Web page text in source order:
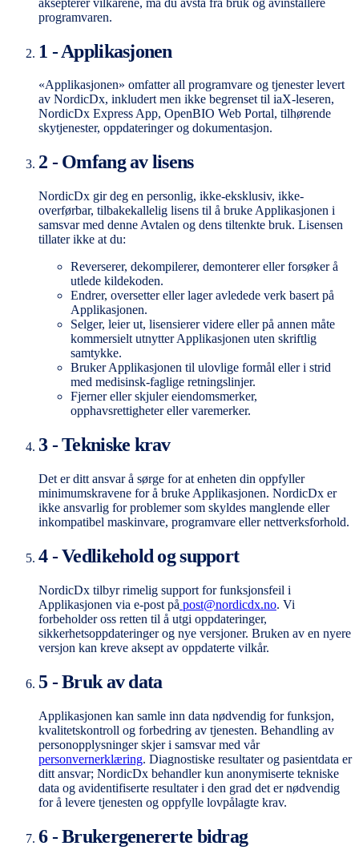
programvaren.
1 - Applikasjonen
«Applikasjonen» omfatter all programvare og tjenester levert
av NordicDx, inkludert men ikke begrenset til iaX-leseren,
NordicDx Express App, OpenBIO Web Portal, tilhørende
skytjenester, oppdateringer og dokumentasjon.
2 - Omfang av lisens
NordicDx gir deg en personlig, ikke-eksklusiv, ikke-
overførbar, tilbakekallelig lisens til å bruke Applikasjonen i
samsvar med denne Avtalen og dens tiltenkte bruk. Lisensen
tillater ikke at du:
Reverserer, dekompilerer, demonterer eller forsøker å
utlede kildekoden.
Endrer, oversetter eller lager avledede verk basert på
Applikasjonen.
Selger, leier ut, lisensierer videre eller på annen måte
kommersielt utnytter Applikasjonen uten skriftlig
samtykke.
Bruker Applikasjonen til ulovlige formål eller i strid
med medisinsk-faglige retningslinjer.
Fjerner eller skjuler eiendomsmerker,
opphavsrettigheter eller varemerker.
3 - Tekniske krav
Det er ditt ansvar å sørge for at enheten din oppfyller
minimumskravene for å bruke Applikasjonen. NordicDx er
ikke ansvarlig for problemer som skyldes manglende eller
inkompatibel maskinvare, programvare eller nettverksforhold.
4 - Vedlikehold og support
NordicDx tilbyr rimelig support for funksjonsfeil i
Applikasjonen via e-post på post@nordicdx.no. Vi
forbeholder oss retten til å utgi oppdateringer,
sikkerhetsoppdateringer og nye versjoner. Bruken av en nyere
versjon kan kreve aksept av oppdaterte vilkår.
5 - Bruk av data
Applikasjonen kan samle inn data nødvendig for funksjon,
kvalitetskontroll og forbedring av tjenesten. Behandling av
personopplysninger skjer i samsvar med vår
personvernerklæring. Diagnostiske resultater og pasientdata er
ditt ansvar; NordicDx behandler kun anonymiserte tekniske
data og avidentifiserte resultater i den grad det er nødvendig
for å levere tjenesten og oppfylle lovpålagte krav.
6 - Brukergenererte bidrag